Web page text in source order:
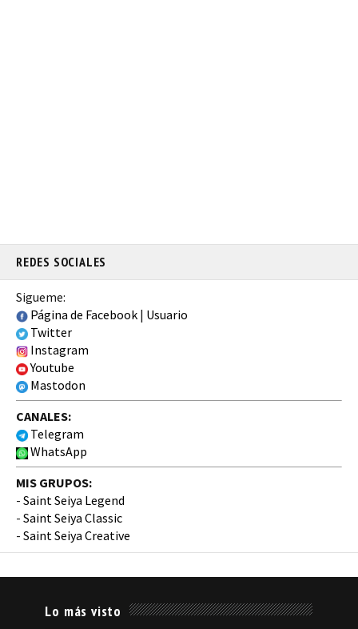
REDES SOCIALES
Sigueme:
Página de Facebook | Usuario
Twitter
Instagram
Youtube
Mastodon
CANALES:
Telegram
WhatsApp
MIS GRUPOS:
- Saint Seiya Legend
- Saint Seiya Classic
- Saint Seiya Creative
Lo más visto